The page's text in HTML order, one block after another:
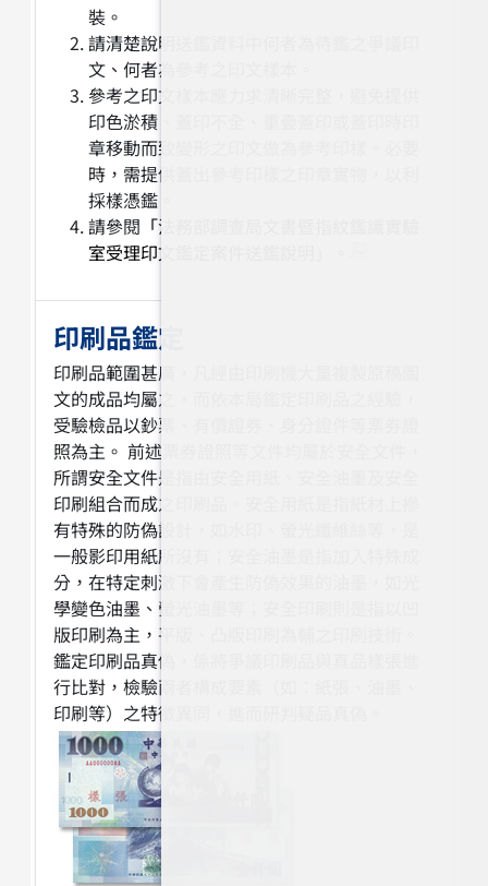
裝。
請清楚說明送鑑資料中何者為待鑑之爭議印
文、何者為參考之印文樣本。
參考之印文樣本應力求清晰完整，避免提供
印色淤積、蓋印不全、重疊蓋印或蓋印時印
章移動而致變形之印文做為參考印樣。必要
時，需提供蓋出參考印樣之印章實物，以利
採樣憑鑑。
請參閱 「法務部調查局文書暨指紋鑑識實驗
室受理印文鑑定案件送鑑說明」。
印刷品鑑定
印刷品範圍甚廣，凡經由印刷機大量複製原稿圖
文的成品均屬之，而依本局鑑定印刷品之經驗，
受驗檢品以鈔票、有價證券、身分證件等票券證
照為主。 前述票券證照等文件均屬於安全文件，
所謂安全文件是指由安全用紙、安全油墨及安全
印刷組合而成之印刷品。安全用紙是指紙材上摻
有特殊的防偽設計，如水印、螢光纖維絲等，是
一般影印用紙所沒有；安全油墨是指加入特殊成
分，在特定刺激下會產生防偽效果的油墨，如光
學變色油墨、螢光油墨等；安全印刷則是指以凹
版印刷為主，平版、凸版印刷為輔之印刷技術。
鑑定印刷品真偽，係將爭議印刷品與真品樣張進
行比對，檢驗兩者構成要素（如：紙張、油墨、
印刷等）之特徵異同，進而研判疑品真偽。